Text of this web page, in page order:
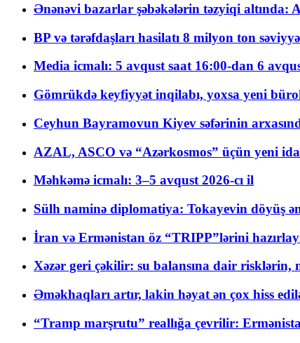
Ənənəvi bazarlar şəbəkələrin təzyiqi altında:
BP və tərəfdaşları hasilatı 8 milyon ton
Media icmalı: 5 avqust saat 16:00-dan 6
Gömrükdə keyfiyyət inqilabı, yoxsa yeni
Ceyhun Bayramovun Kiyev səfərinin
AZAL, ASCO və “Azərkosmos” üçün yeni
Məhkəmə icmalı: 3–5 avqust 2026-cı il
Sülh naminə diplomatiya: Tokayevin döyüş
İran və Ermənistan öz “TRIPP”lərini
Xəzər geri çəkilir: su balansına dair
Əməkhaqları artır, lakin həyat ən çox hiss
“Tramp marşrutu” reallığa çevrilir: